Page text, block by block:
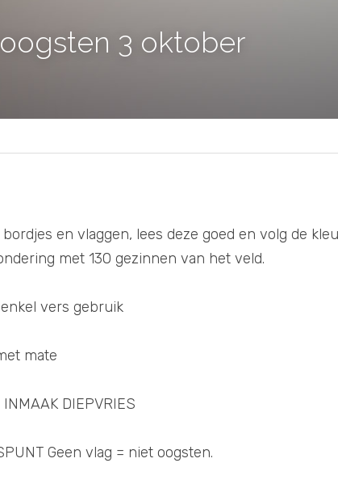
3 oktober
bordjes en vlaggen, lees deze goed en volg de
met 130 gezinnen van het veld.
enkel vers gebruik
mate
INMAAK DIEPVRIES
Geen vlag = niet oogsten.